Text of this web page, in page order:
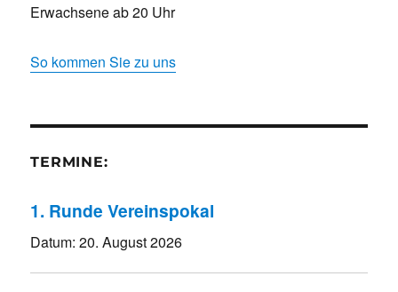
Erwachsene ab 20 Uhr
So kommen Sie zu uns
TERMINE:
1. Runde Vereinspokal
Datum:20. August 2026